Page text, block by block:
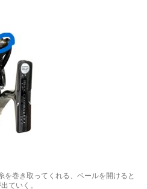
巻き取ってくれる、ベールを開けると
ていく。